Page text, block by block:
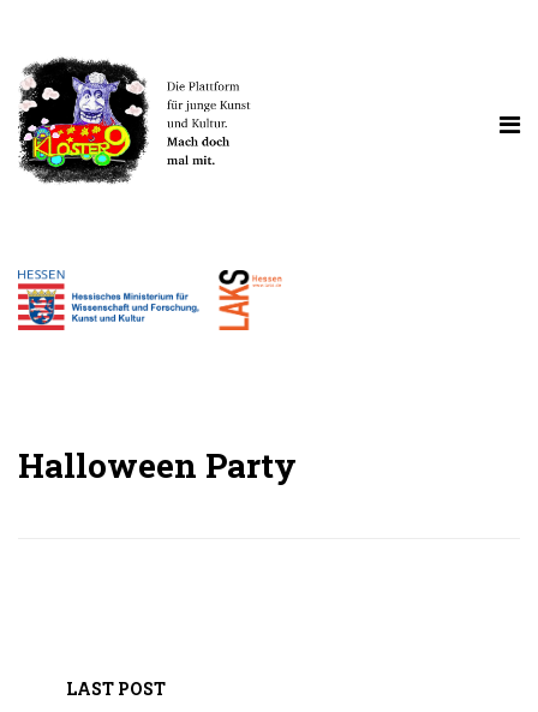
Halloween Party
LAST POST